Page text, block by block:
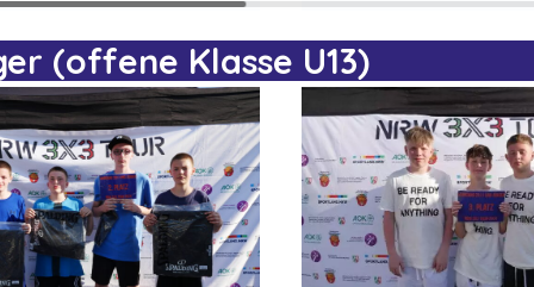
(offene Klasse U13)